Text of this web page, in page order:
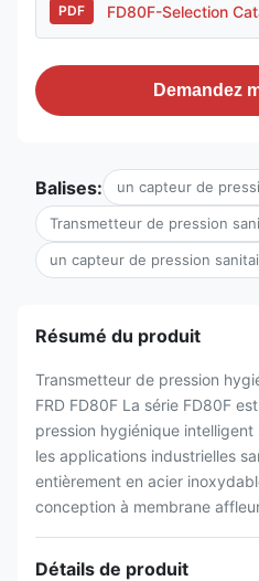
PDF FD80F-Selection
Demandez
Balises: un capteur de
Transmetteur de pression
un capteur de pression
Résumé du produit
Transmetteur de pression
FRD FD80F La série FD80F
pression hygiénique
les applications industrielles
entièrement en acier
conception à membrane
Détails de produit